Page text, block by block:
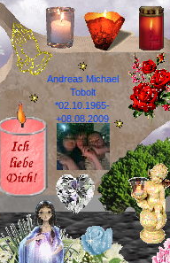
Andreas Michael
Tobolt
*02.10.1965-
+08.08.2009